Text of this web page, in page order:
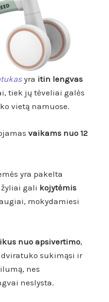
yra itin lengvas
tiek jų tėveliai galės
vietą namuose.
vaikams nuo 12
yra pakelta
gali kojytėmis
mokydamiesi
nuo apsivertimo,
sukimąsi ir
nes
neslysta.